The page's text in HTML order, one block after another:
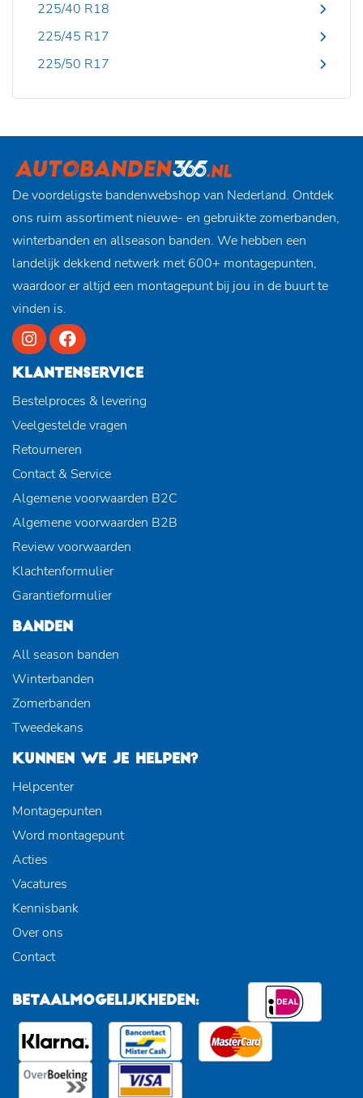
225/40 R18
225/45 R17
225/50 R17
De voordeligste bandenwebshop van Nederland. Ontdek
ons ruim assortiment nieuwe- en gebruikte zomerbanden,
winterbanden en allseason banden. We hebben een
landelijk dekkend netwerk met 600+ montagepunten,
waardoor er altijd een montagepunt bij jou in de buurt te
vinden is.
KLANTENSERVICE
Bestelproces & levering
Veelgestelde vragen
Retourneren
Contact & Service
Algemene voorwaarden B2C
Algemene voorwaarden B2B
Review voorwaarden
Klachtenformulier
Garantieformulier
BANDEN
All season banden
Winterbanden
Zomerbanden
Tweedekans
KUNNEN WE JE HELPEN?
Helpcenter
Montagepunten
Word montagepunt
Acties
Vacatures
Kennisbank
Over ons
Contact
BETAALMOGELIJKHEDEN: